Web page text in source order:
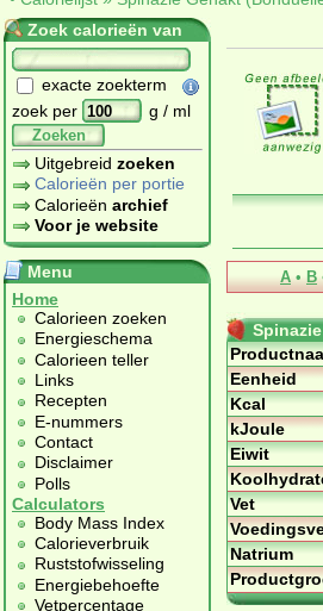
Zoek calorieën van
exacte zoekterm
zoek per
g / ml
Zoeken
Uitgebreid zoeken
Calorieën per portie
Calorieën archief
Voor je website
Menu
Home
Calorieen zoeken
Energieschema
Calorieen teller
Links
Recepten
E-nummers
Contact
Disclaimer
Polls
Calculators
Body Mass Index
Calorieverbruik
Ruststofwisseling
Energiebehoefte
Vetpercentage
A • B
Eenheid
Kcal
kJoule
Eiwit
Vet
Natrium